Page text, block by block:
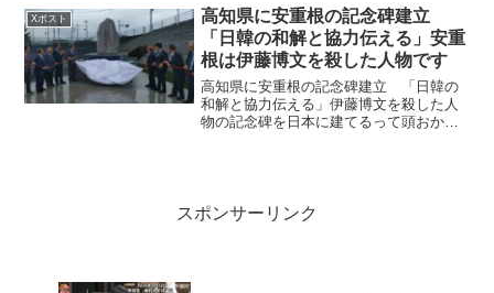
本気でこれを導入してほしいぞ‼️ pic.twi...
Xポスト
高知県に安重根の記念碑建立
「日韓の和解と協力伝える」安重
根は伊藤博文を殺した人物です
高知県に安重根の記念碑建立 「日韓の
和解と協力伝える」伊藤博文を殺した人
物の記念碑を日本に建てるって頭おかし
スポンサーリンク